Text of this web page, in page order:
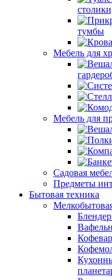
тумбы
Мебель для
Мебель для
Садовая
Предметы
Бытовая техника